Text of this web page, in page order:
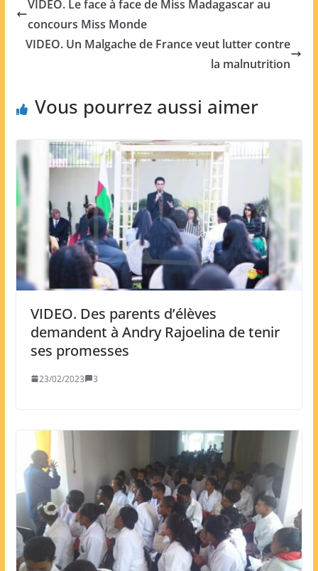
VIDEO. Le face à face de Miss Madagascar au
concours Miss Monde
VIDEO. Un Malgache de France veut lutter contre
la malnutrition
Vous pourrez aussi aimer
VIDEO. Des parents d’élèves
demandent à Andry Rajoelina de tenir
ses promesses
23/02/2023 3